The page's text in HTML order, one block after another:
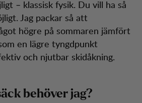
– klassisk fysik. Du vill ha så
Jag packar så att
högre på sommaren jämfört
en lägre tyngdpunkt
och njutbar skidåkning.
behöver jag?